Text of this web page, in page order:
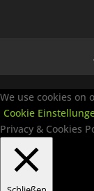
We use cookies on
Cookie
Privacy & Cookies